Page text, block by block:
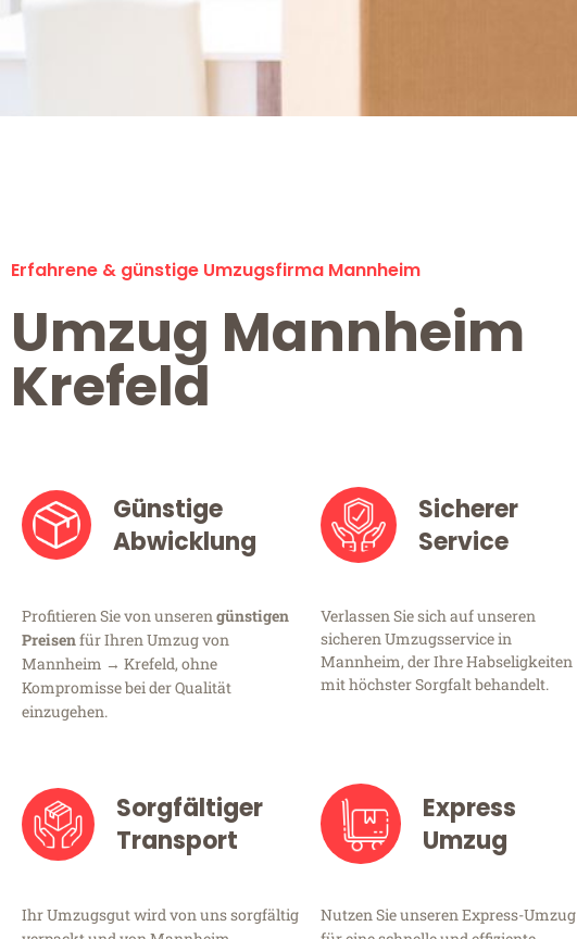
Erfahrene & günstige Umzugsfirma Mannheim
Umzug Mannheim
Krefeld
Günstige
Abwicklung
Profitieren Sie von unserengünstigen
Preisenfür Ihren Umzug von
Mannheim → Krefeld, ohne
Kompromisse bei der Qualität
einzugehen.
Sicherer
Service
Verlassen Sie sich auf unseren
sicheren Umzugsservice in
Mannheim, der Ihre Habseligkeiten
mit höchster Sorgfalt behandelt.
Sorgfältiger
Transport
Ihr Umzugsgut wird von uns sorgfältig
Express
Umzug
Nutzen Sie unseren Express-Umzug